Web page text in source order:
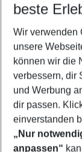
Flug &
Urlaub
beste
Wir verwenden
unsere
können wir die
verbessern, dir
und Werbung
dir passen.
einverstanden
„Nur
anpassen“